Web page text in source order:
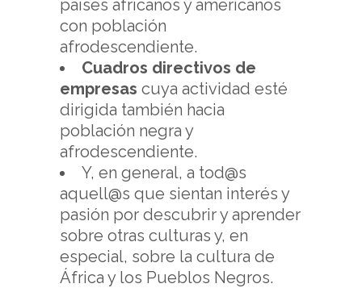
países africanos y americanos
con población
afrodescendiente.
Cuadros directivos de
empresas cuya actividad esté
dirigida también hacia
población negra y
afrodescendiente.
Y, en general, a tod@s
aquell@s que sientan interés y
pasión por descubrir y aprender
sobre otras culturas y, en
especial, sobre la cultura de
África y los Pueblos Negros.